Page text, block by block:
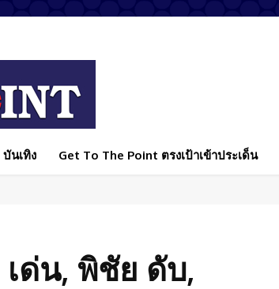
บันเทิง Get To The Point ตรงเป้าเข้าประเด็น
เด่น, พิชัย ดับ,